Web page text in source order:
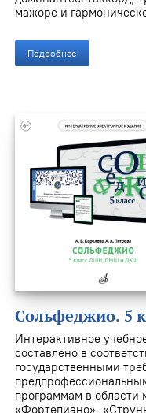
мажоре и
Подробнее
Сольфеджио. 5
Интерактивное
составлено в
государственными
программам в области
«Фортепиано»,